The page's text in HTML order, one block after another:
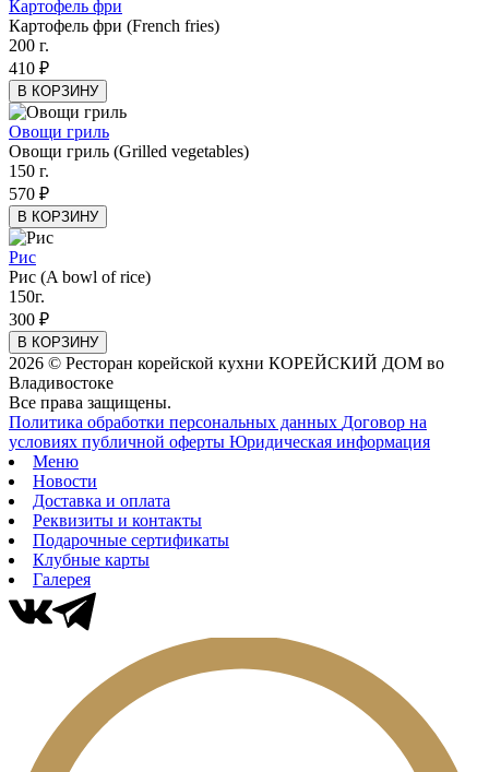
Картофель фри
Картофель фри (French fries)
200 г.
410 ₽
В КОРЗИНУ
Овощи гриль
Овощи гриль (Grilled vegetables)
150 г.
570 ₽
В КОРЗИНУ
Рис
Рис (A bowl of rice)
150г.
300 ₽
В КОРЗИНУ
2026 © Ресторан корейской кухни КОРЕЙСКИЙ ДОМ во
Владивостоке
Все права защищены.
Политика обработки персональных данных Договор на
условиях публичной оферты Юридическая информация
Меню
Новости
Доставка и оплата
Реквизиты и контакты
Подарочные сертификаты
Клубные карты
Галерея